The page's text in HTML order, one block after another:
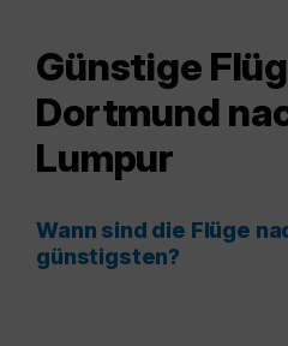
Günstige
Dortmund
Lumpur
Wann sind die Flüge
günstigsten?